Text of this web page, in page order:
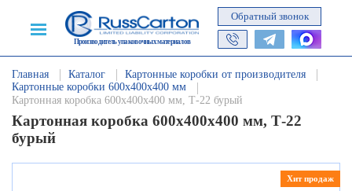
Производитель упаковочных материалов
Обратный звонок
Главная Каталог
Картонные коробки от производителя
Картонные коробки 600х400х400 мм
Картонная коробка 600х400х400 мм, Т-22 бурый
Картонная коробка 600х400х400 мм, Т-22
бурый
Хит продаж